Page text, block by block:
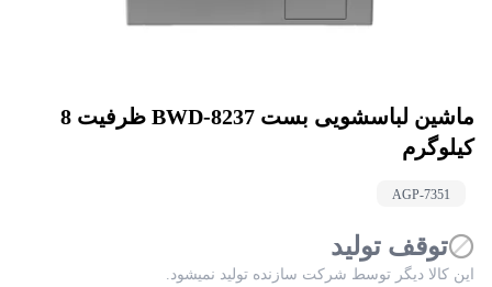
ماشین لباسشویی بست BWD-8237 ظرفیت 8
کیلوگرم
AGP-7351
توقف تولید
این کالا دیگر توسط شرکت سازنده تولید نمیشود.